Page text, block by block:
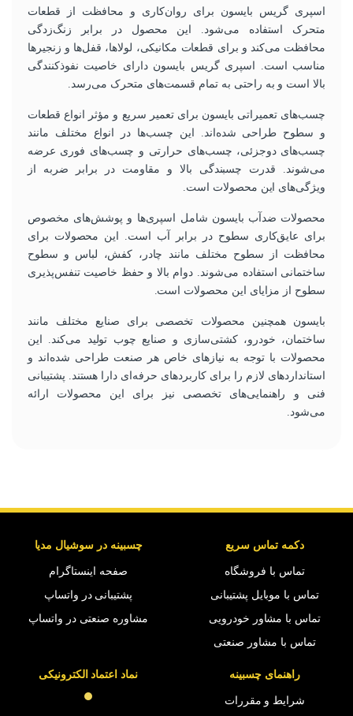
اسپری گریس بایسون برای روان‌کاری و محافظت از قطعات
متحرک استفاده می‌شود. این محصول در برابر زنگ‌زدگی
محافظت می‌کند و برای قطعات مکانیکی، لولاها، قفل‌ها و زنجیرها
مناسب است. اسپری گریس بایسون دارای خاصیت نفوذکنندگی
بالا است و به راحتی به تمام قسمت‌های متحرک می‌رسد.
چسب‌های تعمیراتی بایسون برای تعمیر سریع و مؤثر انواع قطعات
و سطوح طراحی شده‌اند. این چسب‌ها در انواع مختلف مانند
چسب‌های دوجزئی، چسب‌های حرارتی و چسب‌های فوری عرضه
می‌شوند. قدرت چسبندگی بالا و مقاومت در برابر ضربه از
ویژگی‌های این محصولات است.
محصولات ضدآب بایسون شامل اسپری‌ها و پوشش‌های مخصوص
برای عایق‌کاری سطوح در برابر آب است. این محصولات برای
محافظت از سطوح مختلف مانند چادر، کفش، لباس و سطوح
ساختمانی استفاده می‌شوند. دوام بالا و حفظ خاصیت تنفس‌پذیری
سطوح از مزایای این محصولات است.
بایسون همچنین محصولات تخصصی برای صنایع مختلف مانند
ساختمان، خودرو، کشتی‌سازی و صنایع چوب تولید می‌کند. این
محصولات با توجه به نیازهای خاص هر صنعت طراحی شده‌اند و
استانداردهای لازم را برای کاربردهای حرفه‌ای دارا هستند. پشتیبانی
فنی و راهنمایی‌های تخصصی نیز برای این محصولات ارائه
می‌شود.
دکمه تماس سریع
تماس با فروشگاه
تماس با موبایل پشتیبانی
تماس با مشاور خودرویی
تماس با مشاور صنعتی
چسبینه در سوشیال مدیا
صفحه اینستاگرام
پشتیبانی در واتساپ
مشاوره صنعتی در واتساپ
راهنمای چسبینه
شرایط و مقررات
نماد اعتماد الکترونیکی